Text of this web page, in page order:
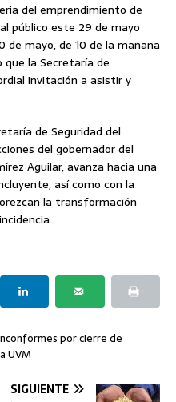
del emprendimiento de
público este 29 de mayo
mayo, de 10 de la mañana
la Secretaría de
invitación a asistir y
de Seguridad del
del gobernador del
Aguilar, avanza hacia una
así como con la
la transformación
por cierre de
UVM
SIGUIENTE